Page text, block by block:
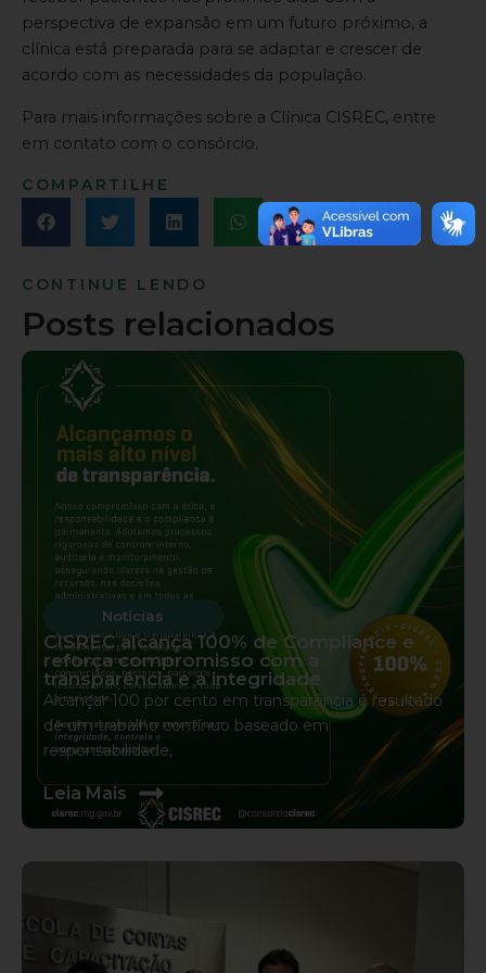
perspectiva de expansão em um futuro próximo, a
clínica está preparada para se adaptar e crescer de
acordo com as necessidades da população.
Para mais informações sobre a Clínica CISREC, entre
em contato com o consórcio.
COMPARTILHE
CONTINUE LENDO
Posts relacionados
Notícias
CISREC alcança 100% de Compliance e
reforça compromisso com a
transparência e a integridade
Alcançar 100 por cento em transparência é resultado
de um trabalho contínuo baseado em
responsabilidade,
Leia Mais